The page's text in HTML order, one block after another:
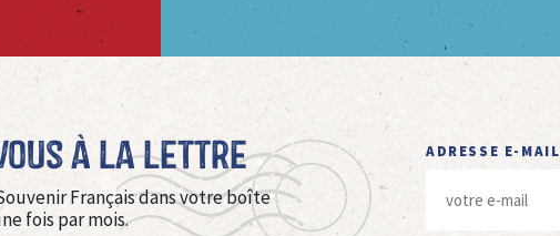
à La Lettre
Français dans votre boîte
fois par mois.
ADRESSE E-MAIL